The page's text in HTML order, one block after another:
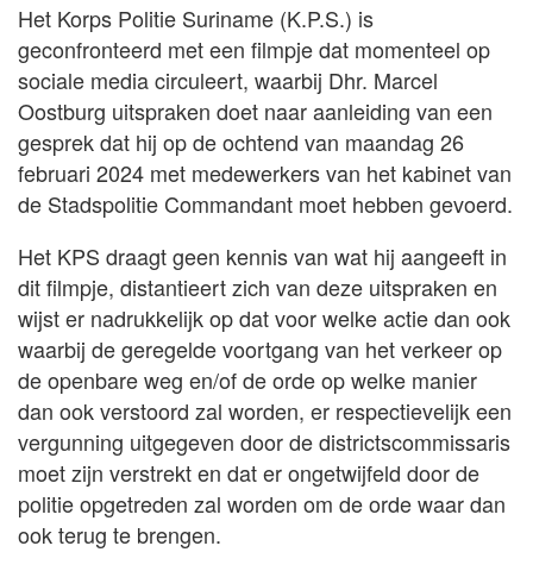
Het Korps Politie Suriname (K.P.S.) is
geconfronteerd met een filmpje dat momenteel op
sociale media circuleert, waarbij Dhr. Marcel
Oostburg uitspraken doet naar aanleiding van een
gesprek dat hij op de ochtend van maandag 26
februari 2024 met medewerkers van het kabinet van
de Stadspolitie Commandant moet hebben gevoerd.
Het KPS draagt geen kennis van wat hij aangeeft in
dit filmpje, distantieert zich van deze uitspraken en
wijst er nadrukkelijk op dat voor welke actie dan ook
waarbij de geregelde voortgang van het verkeer op
de openbare weg en/of de orde op welke manier
dan ook verstoord zal worden, er respectievelijk een
vergunning uitgegeven door de districtscommissaris
moet zijn verstrekt en dat er ongetwijfeld door de
politie opgetreden zal worden om de orde waar dan
ook terug te brengen.